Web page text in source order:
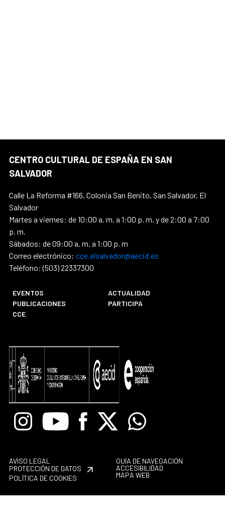
CENTRO CULTURAL DE ESPAÑA EN SAN
SALVADOR
Calle La Reforma #166, Colonia San Benito, San Salvador, El
Salvador
Martes a viernes: de 10:00 a. m. a 1:00 p. m. y de 2:00 a 7:00
p. m.
Sábados: de 09:00 a. m. a 1:00 p. m
Correo electrónico: cce.elsalvador@aecid.es
Teléfono: (503) 22337300
EVENTOS
ACTUALIDAD
PUBLICACIONES
PARTICIPA
CCE
InstagramYoutube Facebook
X Whatsapp
AVISO LEGAL
PROTECCIÓN DE DATOS
POLÍTICA DE COOKIES
GUÍA DE NAVEGACIÓN
ACCESIBILIDAD
MAPA WEB